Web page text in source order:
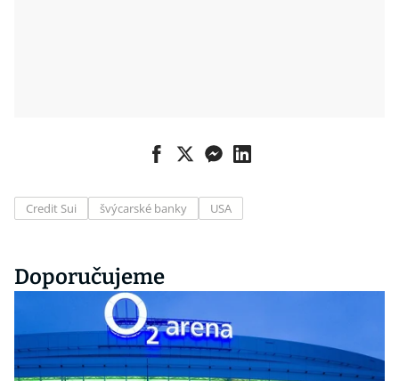
Credit Sui švýcarské banky USA
Doporučujeme